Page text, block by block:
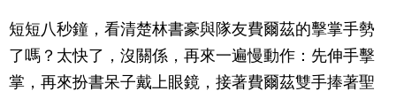
短短八秒鐘，看清楚林書豪與隊友費爾茲的擊掌手勢
了嗎？太快了，沒關係，再來一遍慢動作：先伸手擊
掌，再來扮書呆子戴上眼鏡，接著費爾茲雙手捧著聖